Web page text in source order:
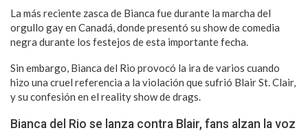
La más reciente zasca de Bianca fue durante la marcha del
orgullo gay en Canadá, donde presentó su show de comedia
negra durante los festejos de esta importante fecha.
Sin embargo, Bianca del Rio provocó la ira de varios cuando
hizo una cruel referencia a la violación que sufrió Blair St. Clair,
y su confesión en el reality show de drags.
Bianca del Rio se lanza contra Blair, fans alzan la voz